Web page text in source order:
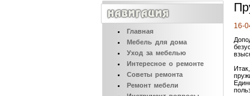
16-
Главная
Мебель для дома
Уход за мебелью
Интересное о ремонте
Советы ремонта
Ремонт мебели